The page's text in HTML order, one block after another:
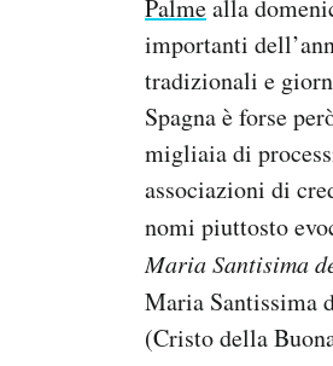
Palmealla
importanti
tradizionali e
Spagna è forse
migliaia di
associazioni di
nomi piuttosto
Maria Santisima
Maria Santissima
(Cristo della